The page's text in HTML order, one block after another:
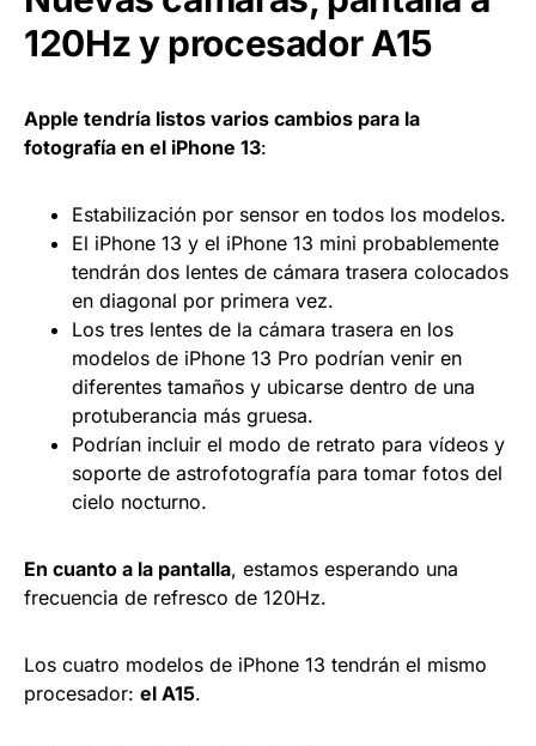
120Hz y procesador A15
Apple tendría listos varios cambios para la
fotografía en el iPhone 13:
Estabilización por sensor en todos los modelos.
El iPhone 13 y el iPhone 13 mini probablemente
tendrán dos lentes de cámara trasera colocados
en diagonal por primera vez.
Los tres lentes de la cámara trasera en los
modelos de iPhone 13 Pro podrían venir en
diferentes tamaños y ubicarse dentro de una
protuberancia más gruesa.
Podrían incluir el modo de retrato para vídeos y
soporte de astrofotografía para tomar fotos del
cielo nocturno.
En cuanto a la pantalla, estamos esperando una
frecuencia de refresco de 120Hz.
Los cuatro modelos de iPhone 13 tendrán el mismo
procesador: el A15.